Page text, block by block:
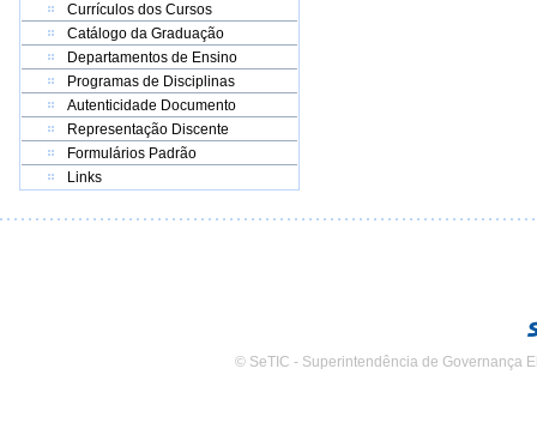
Currículos dos Cursos
Catálogo da Graduação
Departamentos de Ensino
Programas de Disciplinas
Autenticidade Documento
Representação Discente
Formulários Padrão
Links
© SeTIC - Superintendência de Governança